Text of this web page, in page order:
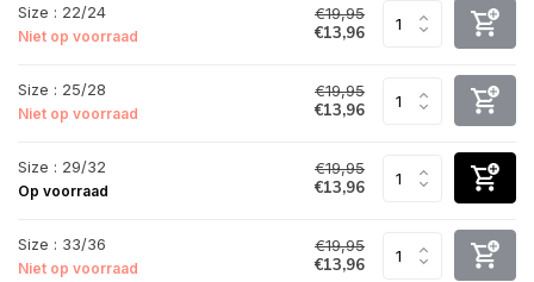
Size : 22/24
Niet op voorraad
€19,95
€13,96
Size : 25/28
Niet op voorraad
€19,95
€13,96
Size : 29/32
Op voorraad
€19,95
€13,96
Size : 33/36
Niet op voorraad
€19,95
€13,96